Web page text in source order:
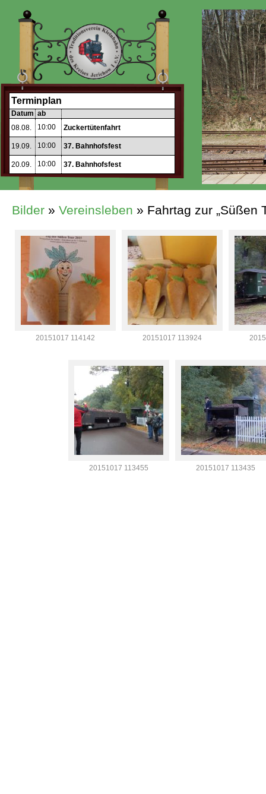
Terminplan
Datum ab
08.08.
10:00 Zuckertütenfahrt
19.09. 10:00 37. Bahnhofsfest
20.09. 10:00 37. Bahnhofsfest
Bilder » Vereinsleben » Fahrtag zur „Süßen
20151017 114142 20151017 113924
20151017 113455 20151017 113435